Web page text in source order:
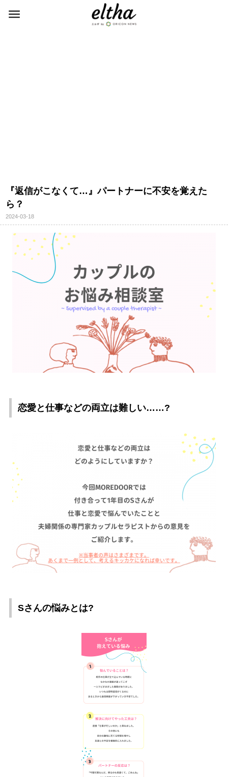
『返信がこなくて…』パートナーに不安を覚えた
ら？
2024-03-18
恋愛と仕事などの両立は難しい……?
Sさんの悩みとは?